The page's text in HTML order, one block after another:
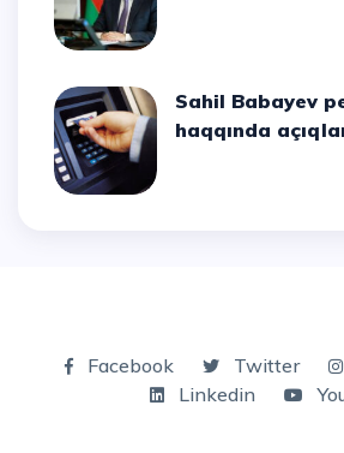
Sahil Babayev pensiya
haqqında
Facebook Twitter
Linkedin